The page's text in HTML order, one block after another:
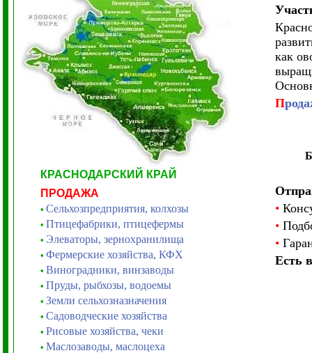
КРАСНОДАРСКИЙ КРАЙ
ПРОДАЖА
• Сельхозпредприятия, колхозы
• Птицефабрики, птицефермы
• Элеваторы, зернохранилища
• Фермерские хозяйства, КФХ
• Виноградники, винзаводы
• Пруды, рыбхозы, водоемы
• Земли сельхозназначения
• Садоводческие хозяйства
• Рисовые хозяйства, чеки
• Маслозаводы, маслоцеха
как
П
•
•
•
Есть